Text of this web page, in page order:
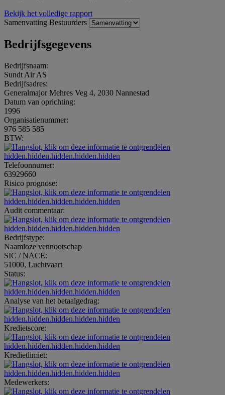
Bekijk het volledige rapport
Samenvatting Bestuurders
Bedrijfsgegevens
Bedrijfsnaam:
Sundt Air AS
Bedrijfsadres:
Generalmajor Mehres Veg 4, 2030 Nannestad
Datum van oprichting:
1996
Organisatienummer:
976 585 585
BTW:
hidden.hidden.hidden.hidden.hidden
Telefoonnumer:
63929660
Risico prognose:
hidden.hidden.hidden.hidden.hidden
Audit commentaar:
hidden.hidden.hidden.hidden.hidden
Bedrijfstype:
Naamloze vennootschap
SIC / NACE:
51000, Luchtvaart
Status:
hidden.hidden.hidden.hidden.hidden
Analyse van het betaalgedrag:
hidden.hidden.hidden.hidden.hidden
Kredietscore:
hidden.hidden.hidden.hidden.hidden
Kredietlimiet:
hidden.hidden.hidden.hidden.hidden
Medewerkers: